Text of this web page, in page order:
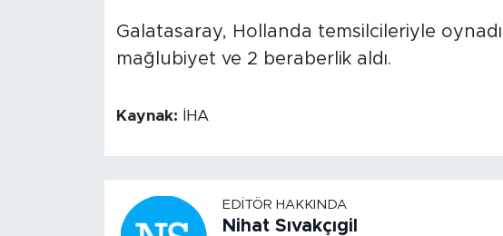
Galatasaray, Hollanda temsilcileriyle
mağlubiyet ve 2 beraberlik aldı.
Kaynak: İHA
EDITÖR HAKKINDA
Nihat Sıvakçıgil